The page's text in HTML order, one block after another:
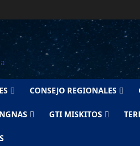
CONSEJO REGIONALES
GTI MISKITOS